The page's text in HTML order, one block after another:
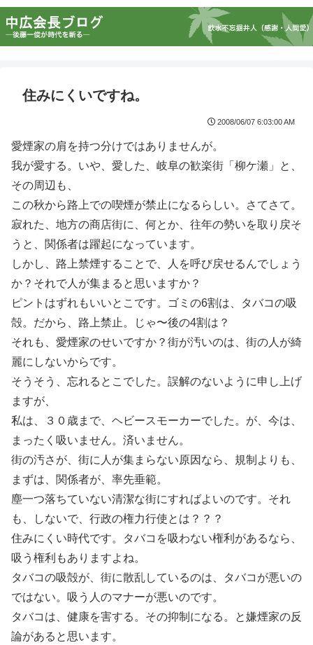
住みにくいですね。
2008/06/07 6:03:00 AM
愛煙家の肩を持つ分けではありませんが。
我が愛する。いや、愛した、岐阜の歓楽街「柳ケ瀬」と、
その周辺も、
この秋から路上での喫煙が禁止になるらしい。さてさて。
寂れた、地方の商店街に、何とか、往年の勢いを取り戻そ
うと、関係者は躍起になっています。
しかし、路上禁煙することで、人を呼び戻せるんでしょう
か？それで人が集まると思いますか？
ピントはずれもいいとこです。ゴミの6割は、タバコの吸
殻。だから、路上禁止。じゃ〜後の4割は？
それも、愛煙家のせいですか？街が汚いのは、街の人が綺
麗にしないからです。
そうそう、忘れるとこでした。誤解のないように申し上げ
ますが、
私は、３０歳まで、ヘビースモーカーでした。が、今は、
まったく吸いません。済いません。
街の汚さが、街に人が集まらない原因なら、規制よりも、
まずは、関係者が、率先垂範。
塵一つ落ちていない清潔な街にすればよいのです。それ
も、しないで、行政の権力行使とは？？？
住みにくい時代です。タバコを吸わない権利があるなら、
吸う権利もありますよね。
タバコの吸殻が、街に散乱しているのは、タバコが悪いの
ではない。吸う人のマナーが悪いのです。
タバコは、健康を害する。その抑制になる。と嫌煙家の反
論があると思います。